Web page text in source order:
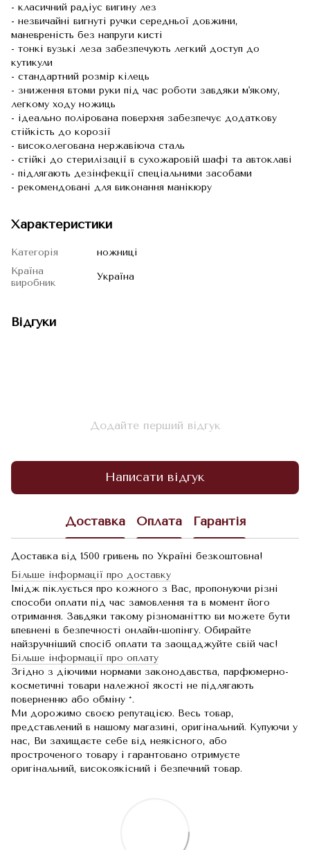
- класичний радіус вигину лез
- незвичайні вигнуті ручки середньої довжини,
маневреність без напруги кисті
- тонкі вузькі леза забезпечують легкий доступ до
кутикули
- стандартний розмір кілець
- зниження втоми руки під час роботи завдяки м'якому,
легкому ходу ножиць
- ідеально полірована поверхня забезпечує додаткову
стійкість до корозії
- високолегована нержавіюча сталь
- стійкі до стерилізації в сухожаровій шафі та автоклаві
- підлягають дезінфекції спеціальними засобами
- рекомендовані для виконання манікюру
Характеристики
Категорія
ножниці
Країна
виробник
Україна
Відгуки
Додайте перший відгук
Написати відгук
Доставка Оплата Гарантія
Доставка від 1500 гривень по Україні безкоштовна!
Більше інформації про доставку
Імідж піклується про кожного з Вас, пропонуючи різні
способи оплати під час замовлення та в момент його
отримання. Завдяки такому різноманіттю ви можете бути
впевнені в безпечності онлайн-шопінгу. Обирайте
найзручніший спосіб оплати та заощаджуйте свій час!
Більше інформації про оплату
Згідно з діючими нормами законодавства, парфюмерно-
косметичні товари належної якості не підлягають
поверненню або обміну *.
Ми дорожимо своєю репутацією. Весь товар,
представлений в нашому магазині, оригінальний. Купуючи у
нас, Ви захищаєте себе від неякісного, або
простроченого товару і гарантовано отримуєте
оригінальний, високоякісний і безпечний товар.